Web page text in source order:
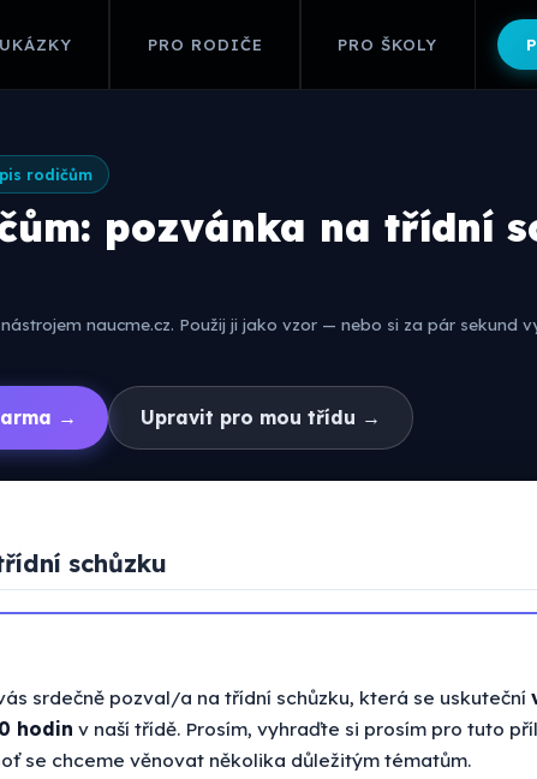
UKÁZKY PRO RODIČE PRO ŠKOLY
rodičům
pozvánka na třídní
naucme.cz. Použij ji jako vzor — nebo si za pár sekund
→ Upravit pro mou třídu →
schůzku
srdečně pozval/a na třídní schůzku, která se uskuteční
hodin v naší třídě. Prosím, vyhraďte si prosím pro tuto
se chceme věnovat několika důležitým tématům.